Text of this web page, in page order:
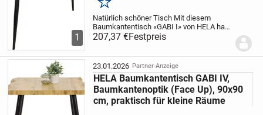
1
Merken
Natürlich schöner Tisch Mit diesem
Baumkantentisch «GABI I» von HELA hast
du einen ganz besonderen Tisch, der eine
natürliche Atmosphäre in den Raum
besonders...
207,37 €Festpreis
23.01.2026 Partner-Anzeige
HELA Baumkantentisch GABI IV,
Baumkantenoptik (Face Up), 90x90
cm, praktisch für kleine Räume